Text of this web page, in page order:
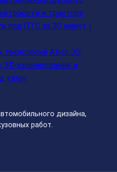
и трактора
под ПТС за 30 минут |
Ation 3D:
3D-сканирование и
ключ
дизайна,
работ.